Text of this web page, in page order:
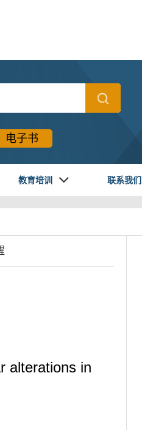
电子书
教育培训 联系我们
alterations in